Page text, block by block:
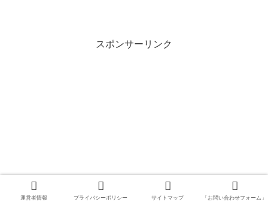
スポンサーリンク
運営者情報 プライバシーポリシー サイトマップ 「お問い合わせフォーム」